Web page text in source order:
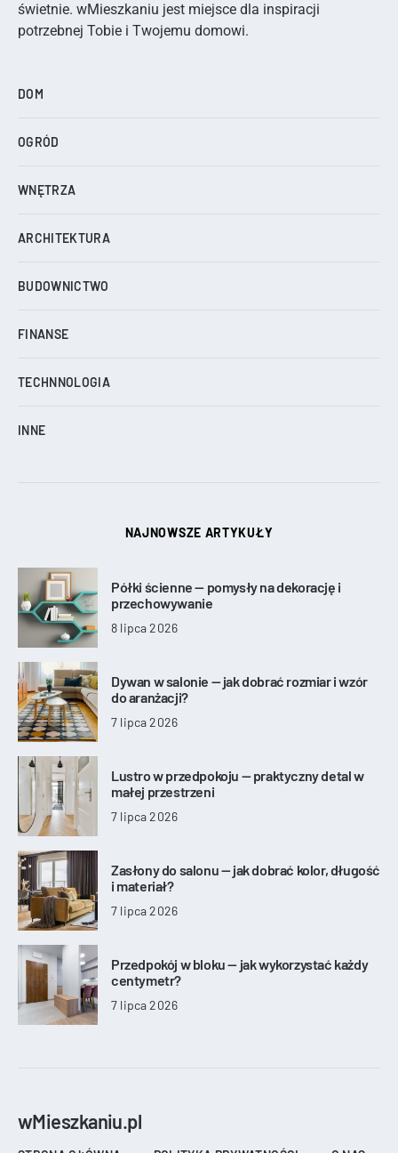
świetnie. wMieszkaniu jest miejsce dla inspiracji
potrzebnej Tobie i Twojemu domowi.
DOM
OGRÓD
WNĘTRZA
ARCHITEKTURA
BUDOWNICTWO
FINANSE
TECHNNOLOGIA
INNE
NAJNOWSZE ARTYKUŁY
Półki ścienne — pomysły na dekorację i
przechowywanie
8 lipca 2026
Dywan w salonie — jak dobrać rozmiar i wzór
do aranżacji?
7 lipca 2026
Lustro w przedpokoju — praktyczny detal w
małej przestrzeni
7 lipca 2026
Zasłony do salonu — jak dobrać kolor, długość
i materiał?
7 lipca 2026
Przedpokój w bloku — jak wykorzystać każdy
centymetr?
7 lipca 2026
wMieszkaniu.pl